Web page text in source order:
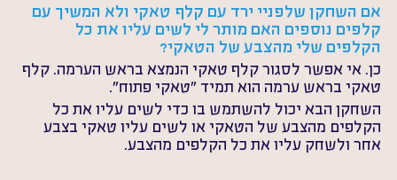
אם השחקן שלפניי ירד עם קלף טאקי ולא המשיך עם
קלפים נוספים האם מותר לי לשים עליו את כל
הקלפים שלי מהצבע של הטאקי?
כן. אי אפשר לסגור קלף טאקי הנמצא בראש הערמה. קלף
טאקי בראש ערמה הוא תמיד "טאקי פתוח".
השחקן הבא יכול להשתמש בו כדי לשים עליו את כל
הקלפים מהצבע של הטאקי או לשים עליו טאקי בצבע
אחר ולשחק עליו את כל הקלפים מהצבע.